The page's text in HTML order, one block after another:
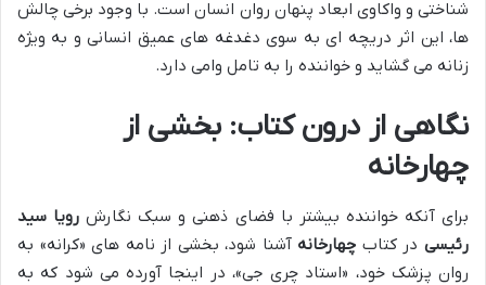
شناختی و واکاوی ابعاد پنهان روان انسان است. با وجود برخی چالش
ها، این اثر دریچه ای به سوی دغدغه های عمیق انسانی و به ویژه
زنانه می گشاید و خواننده را به تامل وامی دارد.
نگاهی از درون کتاب: بخشی از
چهارخانه
برای آنکه خواننده بیشتر با فضای ذهنی و سبک نگارش رویا سید
رئیسیدر کتاب چهارخانه آشنا شود، بخشی از نامه های «کرانه» به
روان پزشک خود، «استاد چری جی»، در اینجا آورده می شود که به